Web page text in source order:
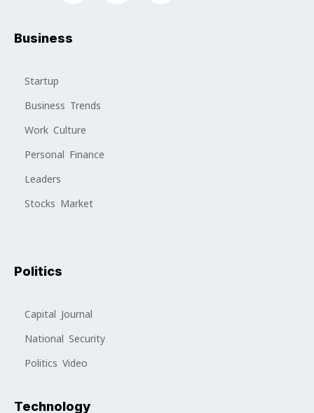
Business
Startup
Business Trends
Work Culture
Personal Finance
Leaders
Stocks Market
Politics
Capital Journal
National Security
Politics Video
Technology